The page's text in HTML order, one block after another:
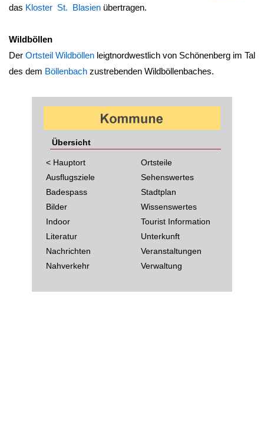
das Kloster St. Blasien übertragen.
Wildböllen
Der Ortsteil Wildböllen leigtnordwestlich von Schönenberg im Tal
des dem Böllenbach zustrebenden Wildböllenbaches.
Übersicht
< Hauptort
Ausflugsziele
Badespass
Bilder
Indoor
Literatur
Nachrichten
Nahverkehr
Ortsteile
Sehenswertes
Stadtplan
Wissenswertes
Tourist Information
Unterkunft
Veranstaltungen
Verwaltung